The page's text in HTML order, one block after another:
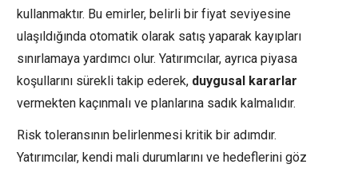
kullanmaktır. Bu emirler, belirli bir fiyat seviyesine
ulaşıldığında otomatik olarak satış yaparak kayıpları
sınırlamaya yardımcı olur. Yatırımcılar, ayrıca piyasa
koşullarını sürekli takip ederek, duygusal kararlar
vermekten kaçınmalı ve planlarına sadık kalmalıdır.
Risk toleransının belirlenmesi kritik bir adımdır.
Yatırımcılar, kendi mali durumlarını ve hedeflerini göz